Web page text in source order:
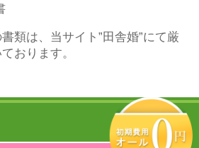
類は、当サイト”田舎婚”にて厳
おります。